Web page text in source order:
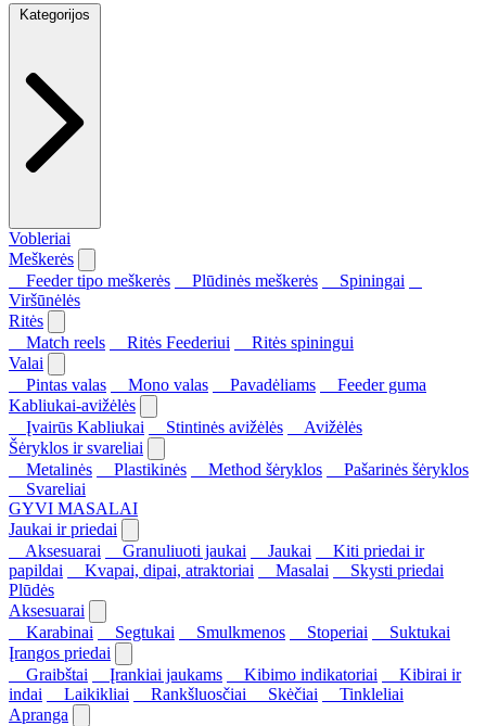
Kategorijos
Vobleriai
Meškerės
Feeder tipo meškerės
Plūdinės meškerės
Spiningai
Viršūnėlės
Ritės
Match reels
Ritės Feederiui
Ritės spiningui
Valai
Pintas valas
Mono valas Pavadėliams
Feeder guma
Kabliukai-avižėlės
Įvairūs Kabliukai
Stintinės avižėlės
Avižėlės
Šėryklos ir svareliai
Metalinės
Plastikinės Method šėryklos
Pašarinės šėryklos
Svareliai
GYVI MASALAI
Jaukai ir priedai
Aksesuarai
Granuliuoti jaukai Jaukai
Kiti priedai ir
papildai
Kvapai, dipai, atraktoriai Masalai
Skysti priedai
Plūdės
Aksesuarai
Karabinai
Segtukai Smulkmenos Stoperiai
Suktukai
Įrangos priedai
Graibštai
Įrankiai jaukams Kibimo indikatoriai
Kibirai ir
indai
Laikikliai Rankšluosčiai Skėčiai
Tinkleliai
Apranga